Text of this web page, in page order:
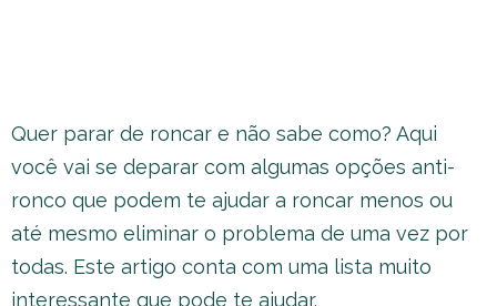
Quer parar de roncar e não sabe como? Aqui
você vai se deparar com algumas opções anti-
ronco que podem te ajudar a roncar menos ou
até mesmo eliminar o problema de uma vez por
todas. Este artigo conta com uma lista muito
interessante que pode te ajudar.